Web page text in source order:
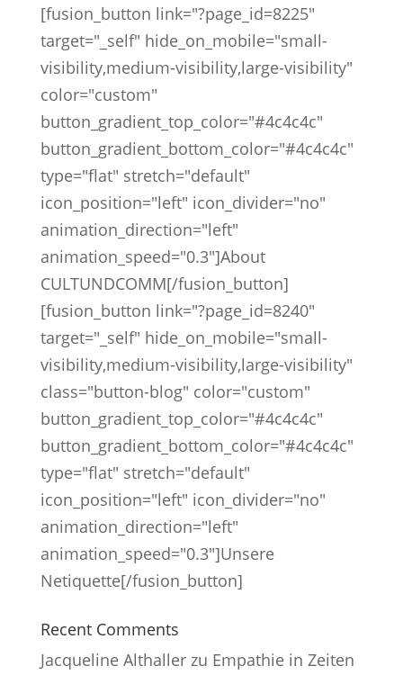
[fusion_button link="?page_id=8225"
target="_self" hide_on_mobile="small-
visibility,medium-visibility,large-visibility"
color="custom"
button_gradient_top_color="#4c4c4c"
button_gradient_bottom_color="#4c4c4c"
type="flat" stretch="default"
icon_position="left" icon_divider="no"
animation_direction="left"
animation_speed="0.3"]About
CULTUNDCOMM[/fusion_button]
[fusion_button link="?page_id=8240"
target="_self" hide_on_mobile="small-
visibility,medium-visibility,large-visibility"
class="button-blog" color="custom"
button_gradient_top_color="#4c4c4c"
button_gradient_bottom_color="#4c4c4c"
type="flat" stretch="default"
icon_position="left" icon_divider="no"
animation_direction="left"
animation_speed="0.3"]Unsere
Netiquette[/fusion_button]
Recent Comments
Jacqueline Althallerzu Empathie in Zeiten